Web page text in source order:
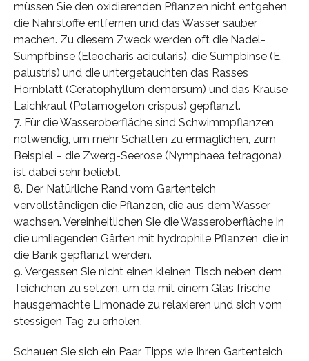
müssen Sie den oxidierenden Pflanzen nicht entgehen,
die Nährstoffe entfernen und das Wasser sauber
machen. Zu diesem Zweck werden oft die Nadel-
Sumpfbinse (Eleocharis acicularis), die Sumpbinse (E.
palustris) und die untergetauchten das Rasses
Hornblatt (Ceratophyllum demersum) und das Krause
Laichkraut (Potamogeton crispus) gepflanzt.
7. Für die Wasseroberfläche sind Schwimmpflanzen
notwendig, um mehr Schatten zu ermäglichen, zum
Beispiel – die Zwerg-Seerose (Nymphaea tetragona)
ist dabei sehr beliebt.
8. Der Natürliche Rand vom Gartenteich
vervollständigen die Pflanzen, die aus dem Wasser
wachsen. Vereinheitlichen Sie die Wasseroberfläche in
die umliegenden Gärten mit hydrophile Pflanzen, die in
die Bank gepflanzt werden.
9. Vergessen Sie nicht einen kleinen Tisch neben dem
Teichchen zu setzen, um da mit einem Glas frische
hausgemachte Limonade zu relaxieren und sich vom
stessigen Tag zu erholen.
Schauen Sie sich ein Paar Tipps wie Ihren Gartenteich